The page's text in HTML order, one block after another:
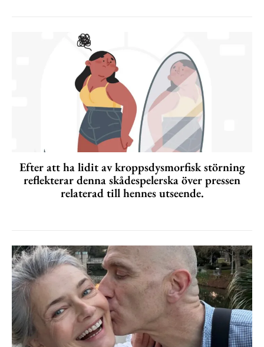
Efter att ha lidit av kroppsdysmorfisk störning
reflekterar denna skådespelerska över pressen
relaterad till hennes utseende.